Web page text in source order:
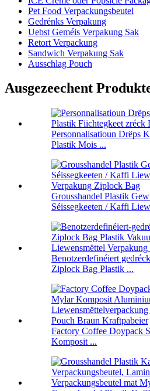
Pet Food Verpackungsbeutel
Gedrénks Verpakung
Uebst Geméis Verpakung Sak
Retort Verpackung
Sandwich Verpakung Sak
Ausschlag Pouch
Ausgezeechent
Personnalisatioun Drëps
Plastik Mois ...
Grousshandel Plastik
Séissegkeeten / Kaffi
Benotzerdefinéiert
Ziplock Bag Plastik ...
Factory Coffee Doypack
Komposit ...